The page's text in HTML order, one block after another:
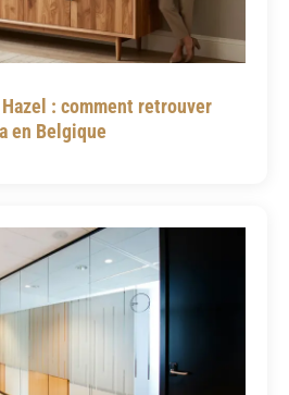
: comment retrouver
en Belgique